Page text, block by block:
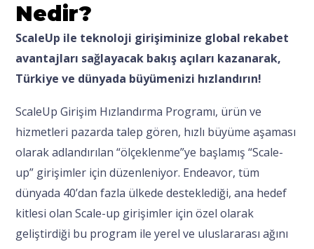
Nedir?
ScaleUp ile teknoloji girişiminize global rekabet
avantajları sağlayacak bakış açıları kazanarak,
Türkiye ve dünyada büyümenizi hızlandırın!
ScaleUp Girişim Hızlandırma Programı, ürün ve
hizmetleri pazarda talep gören, hızlı büyüme aşaması
olarak adlandırılan “ölçeklenme”ye başlamış “Scale-
up” girişimler için düzenleniyor. Endeavor, tüm
dünyada 40’dan fazla ülkede desteklediği, ana hedef
kitlesi olan Scale-up girişimler için özel olarak
geliştirdiği bu program ile yerel ve uluslararası ağını